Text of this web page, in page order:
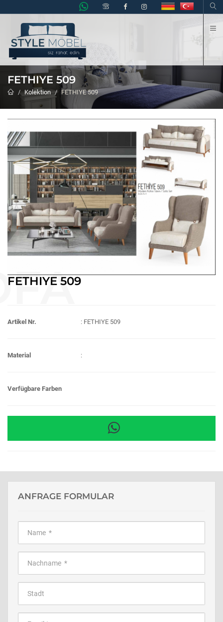
FETHIYE 509
Kolektion FETHIYE 509
FETHIYE 509
Artikel Nr. : FETHIYE 509
Material :
Verfügbare Farben
ANFRAGE FORMULAR